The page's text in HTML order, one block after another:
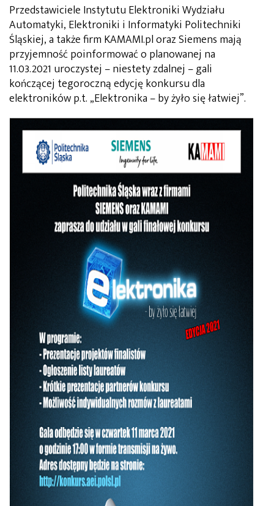
Przedstawiciele Instytutu Elektroniki Wydziału
Automatyki, Elektroniki i Informatyki Politechniki
Śląskiej, a także firm KAMAMI.pl oraz Siemens mają
przyjemność poinformować o planowanej na
11.03.2021 uroczystej – niestety zdalnej – gali
kończącej tegoroczną edycję konkursu dla
elektroników p.t. „Elektronika – by żyło się łatwiej”.